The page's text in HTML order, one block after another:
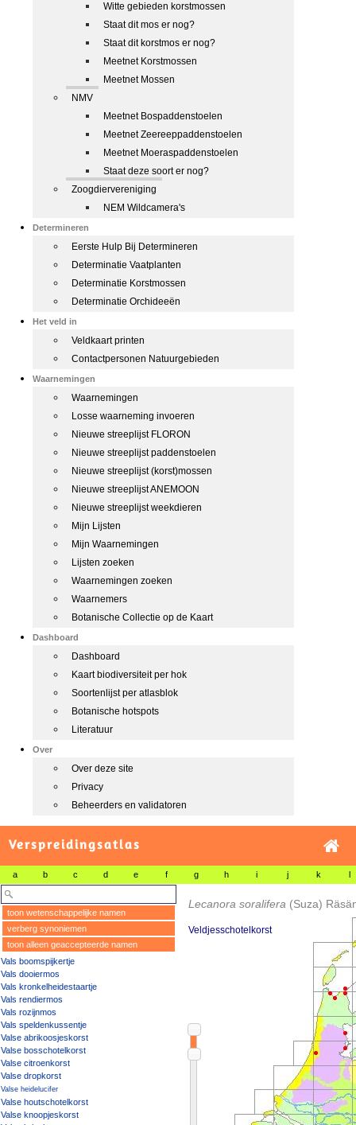
Witte gebieden korstmossen
Staat dit mos er nog?
Staat dit korstmos er nog?
Meetnet Korstmossen
Meetnet Mossen
NMV
Meetnet Bospaddenstoelen
Meetnet Zeereeppaddenstoelen
Meetnet Moeraspaddenstoelen
Staat deze soort er nog?
Zoogdiervereniging
NEM Wildcamera's
Determineren
Eerste Hulp Bij Determineren
Determinatie Vaatplanten
Determinatie Korstmossen
Determinatie Orchideeën
Het veld in
Veldkaart printen
Contactpersonen Natuurgebieden
Waarnemingen
Waarnemingen
Losse waarneming invoeren
Nieuwe streeplijst FLORON
Nieuwe streeplijst paddenstoelen
Nieuwe streeplijst (korst)mossen
Nieuwe streeplijst ANEMOON
Nieuwe streeplijst weekdieren
Mijn Lijsten
Mijn Waarnemingen
Lijsten zoeken
Waarnemingen zoeken
Waarnemers
Botanische Collectie op de Kaart
Dashboard
Dashboard
Kaart biodiversiteit per hok
Soortenlijst per atlasblok
Botanische hotspots
Literatuur
Over
Over deze site
Privacy
Beheerders en validatoren
Verspreidingsatlas
a b c d e f g h i j k l
toon wetenschappelijke namen
verberg synoniemen
toon alleen geaccepteerde namen
Vals boomspijkertje
Vals dooiermos
Vals kronkelheidestaartje
Vals rendiermos
Vals rozijnmos
Vals speldenkussentje
Valse abrikoosjeskorst
Valse bosschotelkorst
Valse citroenkorst
Valse dropkorst
Valse heidelucifer
Valse houtschotelkorst
Valse knoopjeskorst
Lecanora soralifera (Suza)
Veldjesschotelkorst